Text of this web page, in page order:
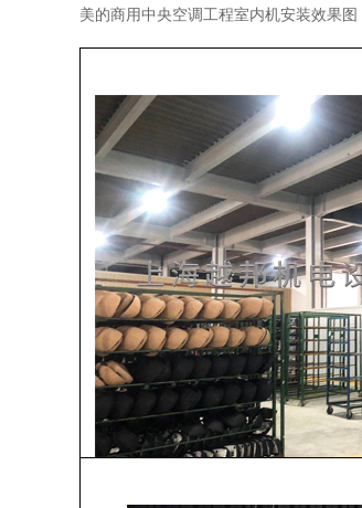
美的商用中央空调工程室内机安装效果图